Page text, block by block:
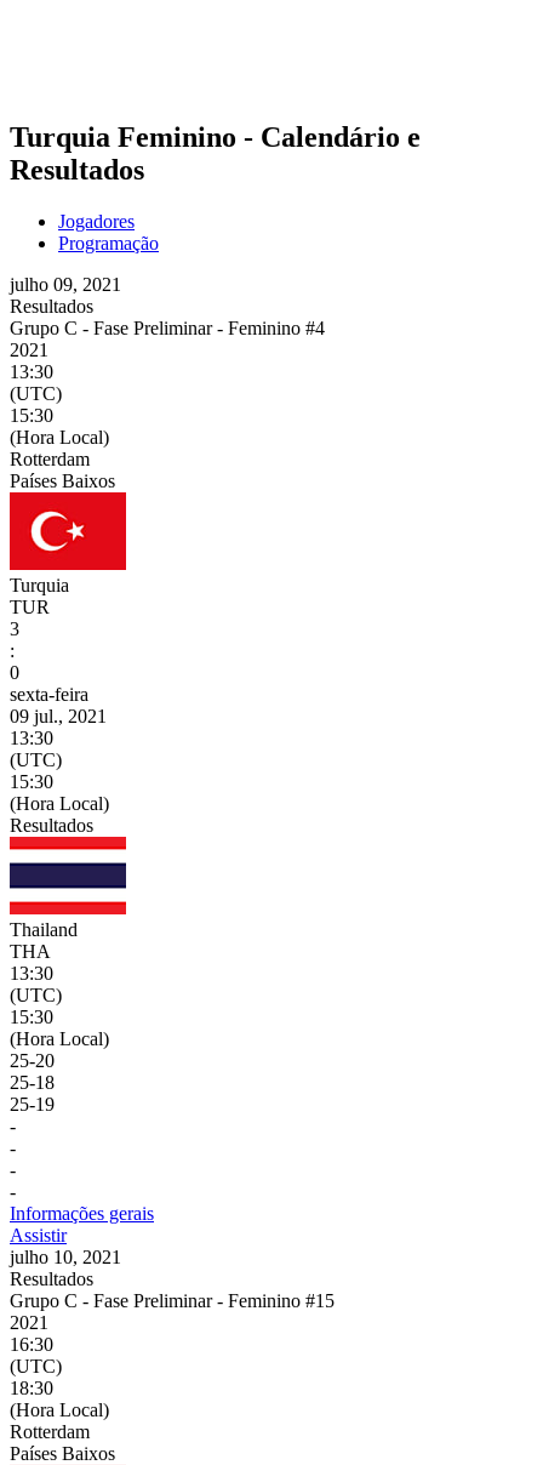
Turquia Feminino - Calendário e
Resultados
Jogadores
Programação
julho 09, 2021
Resultados
Grupo C - Fase Preliminar - Feminino #4
2021
13:30
(UTC)
15:30
(Hora Local)
Rotterdam
Países Baixos
Turquia
TUR
3
:
0
sexta-feira
09 jul., 2021
13:30
(UTC)
15:30
(Hora Local)
Resultados
Thailand
THA
13:30
(UTC)
15:30
(Hora Local)
25-20
25-18
25-19
-
-
-
-
Informações gerais
Assistir
julho 10, 2021
Resultados
Grupo C - Fase Preliminar - Feminino #15
2021
16:30
(UTC)
18:30
(Hora Local)
Rotterdam
Países Baixos